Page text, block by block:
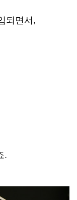
되면서,
.